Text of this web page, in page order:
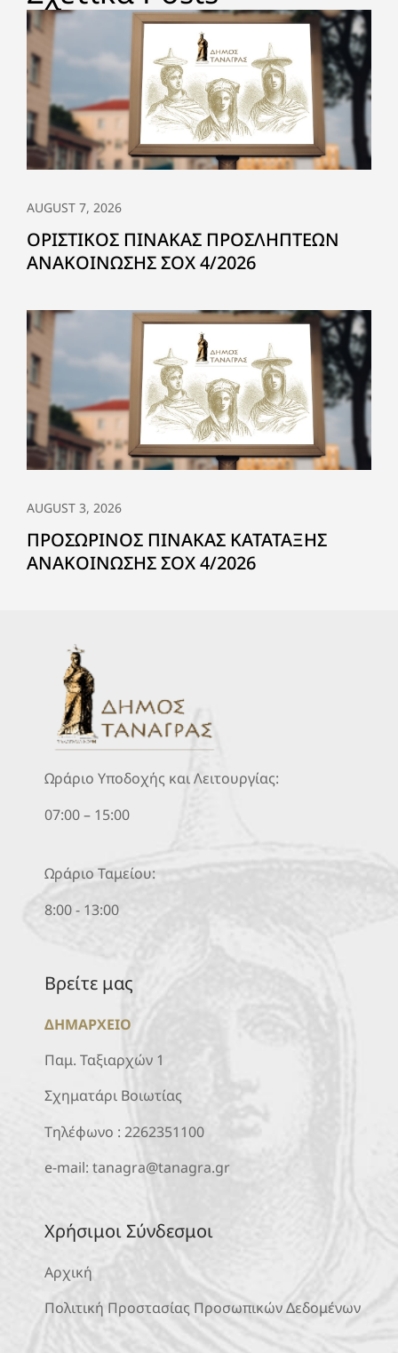
AUGUST 7, 2026
ΟΡΙΣΤΙΚΟΣ ΠΙΝΑΚΑΣ ΠΡΟΣΛΗΠΤΕΩΝ
ΑΝΑΚΟΙΝΩΣΗΣ ΣΟΧ 4/2026
AUGUST 3, 2026
ΠΡΟΣΩΡΙΝΟΣ ΠΙΝΑΚΑΣ ΚΑΤΑΤΑΞΗΣ
ΑΝΑΚΟΙΝΩΣΗΣ ΣΟΧ 4/2026
Ωράριο Υποδοχής και Λειτουργίας:
07:00 – 15:00
Ωράριο Ταμείου:
8:00 - 13:00
Βρείτε μας
ΔΗΜΑΡΧΕΙΟ
Παμ. Ταξιαρχών 1
Σχηματάρι Βοιωτίας
Τηλέφωνο : 2262351100
e-mail: tanagra@tanagra.gr
Χρήσιμοι Σύνδεσμοι
Αρχική
Πολιτική Προστασίας Προσωπικών Δεδομένων